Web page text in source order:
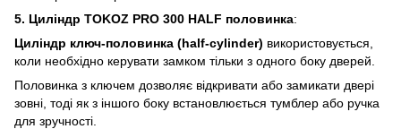
5. Циліндр TOKOZ PRO 300 HALF половинка:
Циліндр ключ-половинка (half-cylinder) використовується,
коли необхідно керувати замком тільки з одного боку дверей.
Половинка з ключем дозволяє відкривати або замикати двері
зовні, тоді як з іншого боку встановлюється тумблер або ручка
для зручності.